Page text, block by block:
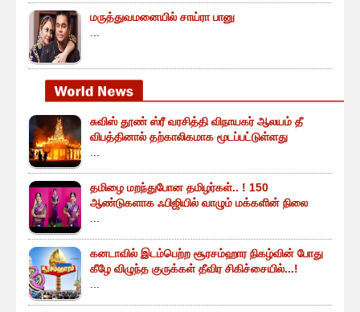
மருத்துவமனையில் சாய்ரா பானு
சுவிஸ் தூண் ஸ்ரீ வரசித்தி விநாயகர் ஆலயம் தீ
விபத்தினால் தற்காலிகமாக மூடப்பட்டுள்ளது
தமிழை மறந்துபோன தமிழர்கள்.. ! 150
ஆண்டுகளாக ஃபிஜியில் வாழும் மக்களின் நிலை
கனடாவில் இடம்பெற்ற சூரசம்ஹார நிகழ்வின் போது
கீழே விழுந்த குருக்கள் தீவிர சிகிச்சையில்...!